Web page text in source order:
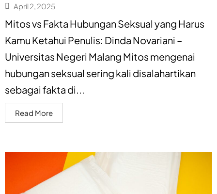
April 2, 2025
Mitos vs Fakta Hubungan Seksual yang Harus
Kamu Ketahui Penulis: Dinda Novariani –
Universitas Negeri Malang Mitos mengenai
hubungan seksual sering kali disalahartikan
sebagai fakta di...
Read More